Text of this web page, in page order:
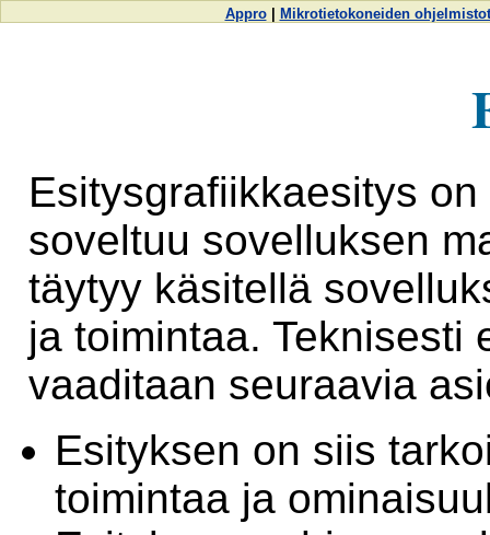
Appro| Mikrotietokoneiden ohjelmistot
Esitysgrafiikkaesitys
soveltuu sovelluksen
täytyy käsitellä
ja toimintaa. Teknisesti
vaaditaan seuraavia
Esityksen on siis
toimintaa ja